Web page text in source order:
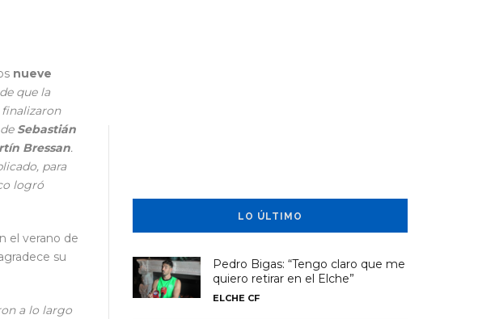
nueve
que la
Sebastián
Bressan.
para
logró
el verano de
su
a lo largo
LO ÚLTIMO
Pedro Bigas: “Tengo claro que me
quiero retirar en el Elche”
ELCHE CF